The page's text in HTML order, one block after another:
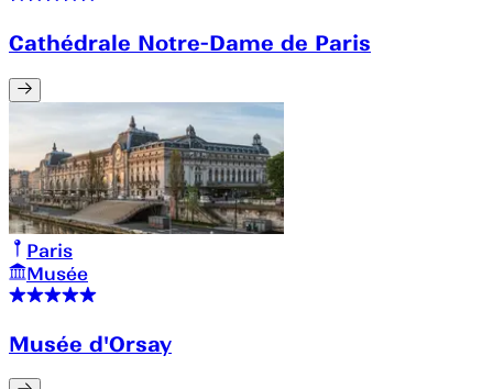
Cathédrale Notre-Dame de Paris
Paris
Musée
Musée d'Orsay